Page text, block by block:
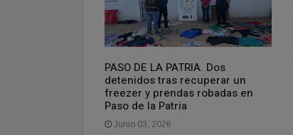
PASO DE LA PATRIA. Dos
detenidos tras recuperar un
freezer y prendas robadas en
Paso de la Patria
Junio 03, 2026